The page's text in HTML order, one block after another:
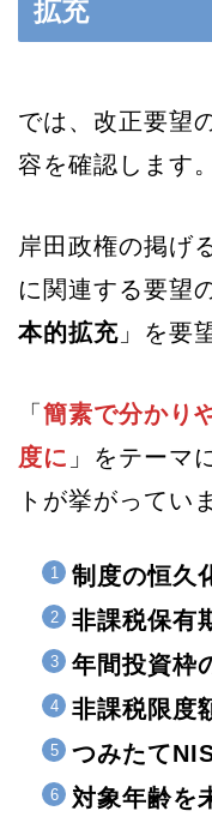
拡充
では、改正要望
容を確認します。
岸田政権の掲げ
に関連する要望
本的拡充 」を要
「 簡素で分かり
度に 」をテーマ
トが挙がってい
制度の恒久
非課税保有
年間投資枠
非課税限度
つみたて
対象年齢を